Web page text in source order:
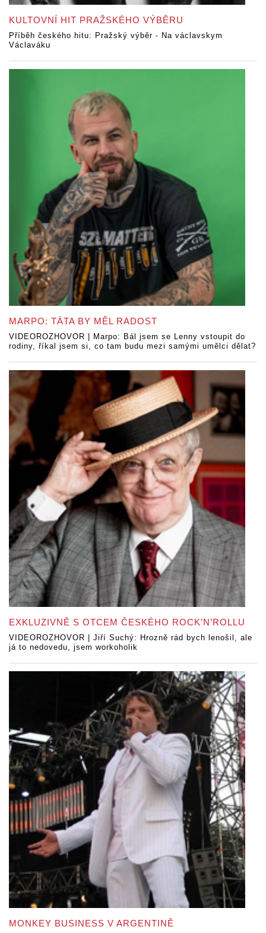
KULTOVNÍ HIT PRAŽSKÉHO VÝBĚRU
Příběh českého hitu: Pražský výběr - Na václavskym
Václaváku
MARPO: TÁTA BY MĚL RADOST
VIDEOROZHOVOR | Marpo: Bál jsem se Lenny vstoupit do
rodiny, říkal jsem si, co tam budu mezi samými umělci dělat?
EXKLUZIVNĚ S OTCEM ČESKÉHO ROCK’N’ROLLU
VIDEOROZHOVOR | Jiří Suchý: Hrozně rád bych lenošil, ale
já to nedovedu, jsem workoholik
MONKEY BUSINESS V ARGENTINĚ